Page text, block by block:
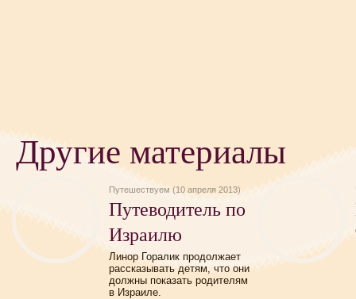
Другие материалы
Путешествуем (10 апреля 2013)
Путеводитель по
Израилю
Линор Горалик продолжает
рассказывать детям, что они
должны показать родителям
в Израиле.